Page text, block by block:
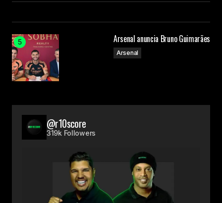
Arsenal anuncia Bruno Guimarães
Arsenal
@r10score
319k Followers